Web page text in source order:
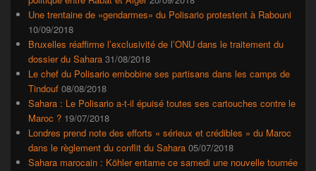
Une trentaine de «gendarmes» du Polisario protestent à Rabouni
10/09/2018
Bruxelles réaffirme l’exclusivité de l’ONU dans le traitement du
dossier du Sahara 31/08/2018
Le chef du Polisario embobine ses partisans dans les camps de
Tindouf 08/08/2018
Sahara : Le Polisario a-t-il épuisé toutes ses cartouches contre le
Maroc ? 19/07/2018
Londres prend note des efforts « sérieux et crédibles » du Maroc
dans le règlement du conflit du Sahara 05/07/2018
Sahara marocain : Köhler entame ce samedi une nouvelle tournée